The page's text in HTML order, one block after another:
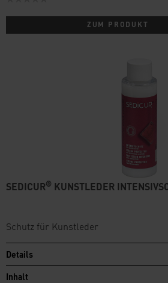
ZUM PRODUKT
SEDICUR® KUNSTLEDER
Schutz für Kunstleder
Details
Inhalt